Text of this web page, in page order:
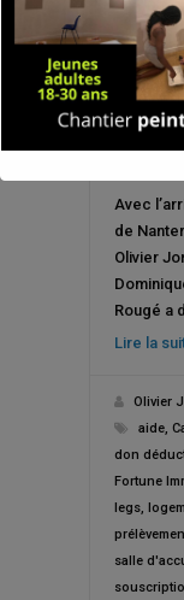
Avec
de
Olivier
Rougé a
Lire la
Olivier
aide,
don
Fortune
legs,
salle